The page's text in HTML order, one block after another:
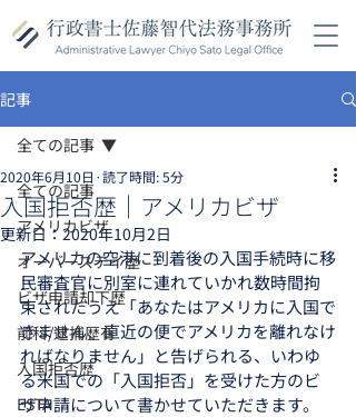
記事
全ての記事
アメリカビザ
オーバーステイ歴
ビザ申請却下歴
前科/逮捕歴有
入国拒否歴
ESTA
全ての記事
入国拒否歴｜アメリカビザ
2020年6月10日 読了時間: 5分
更新日：2020年10月2日
アメリカの空港に到着後の入国手続時に移
民審査官に別室に連れていかれ数時間拘
束されたうえ「あなたはアメリカに入国で
きません、直近の便でアメリカを離れなけ
ればなりません」と告げられる、いわゆ
る米国での「入国拒否」を受けた方のビ
ザ申請について書かせていただきます。